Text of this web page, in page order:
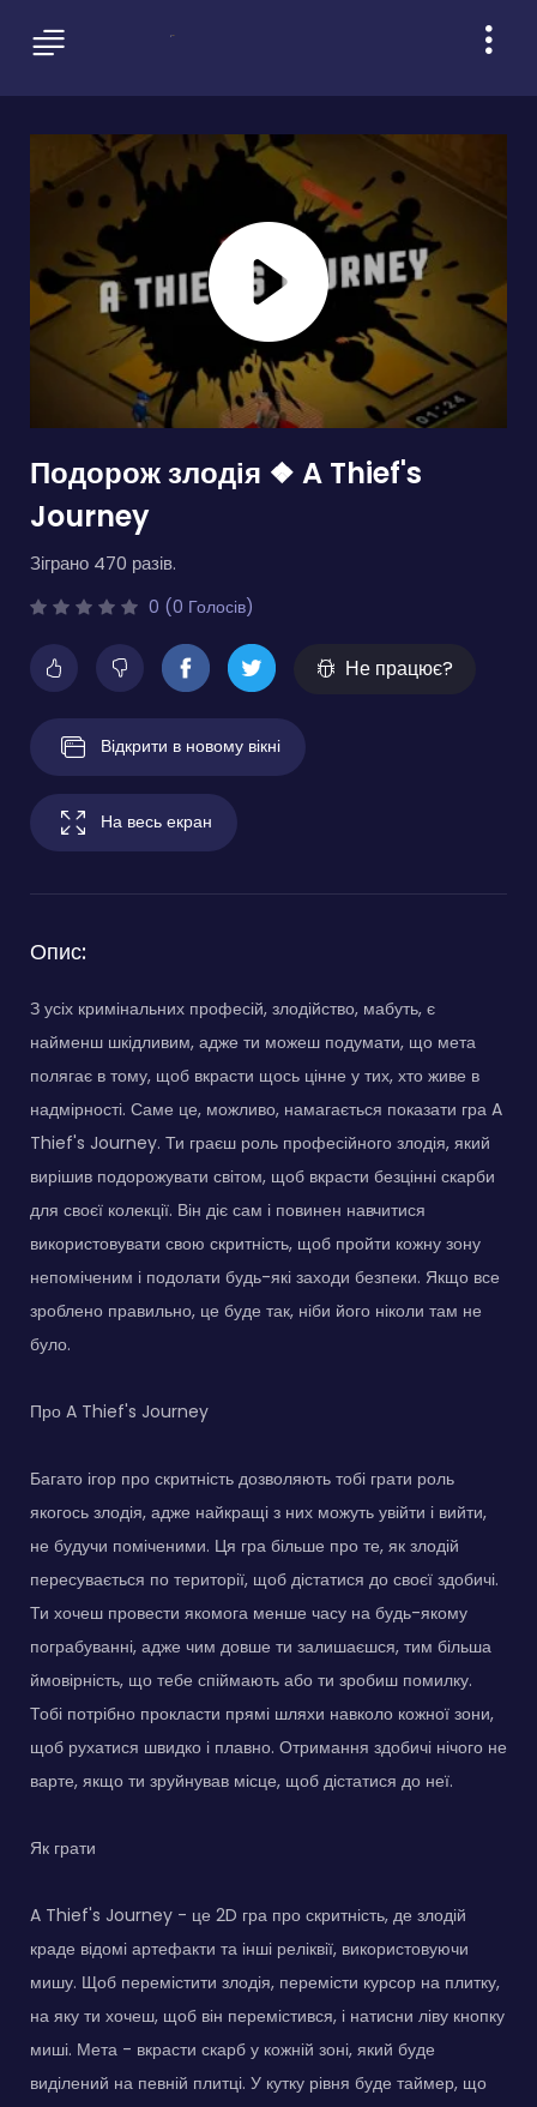
Подорож злодія ❖ A Thief's
Journey
Зіграно 470 разів.
0 (0 Голосів)
Не працює?
Відкрити в новому вікні
На весь екран
Опис:
З усіх кримінальних професій, злодійство, мабуть, є
найменш шкідливим, адже ти можеш подумати, що мета
полягає в тому, щоб вкрасти щось цінне у тих, хто живе в
надмірності. Саме це, можливо, намагається показати гра A
Thief's Journey. Ти граєш роль професійного злодія, який
вирішив подорожувати світом, щоб вкрасти безцінні скарби
для своєї колекції. Він діє сам і повинен навчитися
використовувати свою скритність, щоб пройти кожну зону
непоміченим і подолати будь-які заходи безпеки. Якщо все
зроблено правильно, це буде так, ніби його ніколи там не
було.
Про A Thief's Journey
Багато ігор про скритність дозволяють тобі грати роль
якогось злодія, адже найкращі з них можуть увійти і вийти,
не будучи поміченими. Ця гра більше про те, як злодій
пересувається по території, щоб дістатися до своєї здобичі.
Ти хочеш провести якомога менше часу на будь-якому
пограбуванні, адже чим довше ти залишаєшся, тим більша
ймовірність, що тебе спіймають або ти зробиш помилку.
Тобі потрібно прокласти прямі шляхи навколо кожної зони,
щоб рухатися швидко і плавно. Отримання здобичі нічого не
варте, якщо ти зруйнував місце, щоб дістатися до неї.
Як грати
A Thief's Journey - це 2D гра про скритність, де злодій
краде відомі артефакти та інші реліквії, використовуючи
мишу. Щоб перемістити злодія, перемісти курсор на плитку,
на яку ти хочеш, щоб він перемістився, і натисни ліву кнопку
миші. Мета - вкрасти скарб у кожній зоні, який буде
виділений на певній плитці. У кутку рівня буде таймер, що